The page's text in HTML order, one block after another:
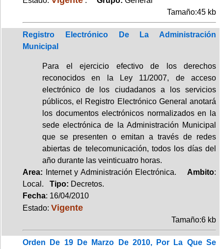
Tamaño:45 kb
Registro Electrónico De La Administración
Municipal
Para el ejercicio efectivo de los derechos
reconocidos en la Ley 11/2007, de acceso
electrónico de los ciudadanos a los servicios
públicos, el Registro Electrónico General anotará
los documentos electrónicos normalizados en la
sede electrónica de la Administración Municipal
que se presenten o emitan a través de redes
abiertas de telecomunicación, todos los días del
año durante las veinticuatro horas.
Area: Internet y Administración Electrónica. Ambito:
Local. Tipo: Decretos.
Fecha: 16/04/2010
Estado: Vigente
Tamaño:6 kb
Orden De 19 De Marzo De 2010, Por La Que Se